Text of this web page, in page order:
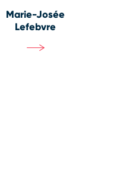
Marie-Josée
Lefebvre